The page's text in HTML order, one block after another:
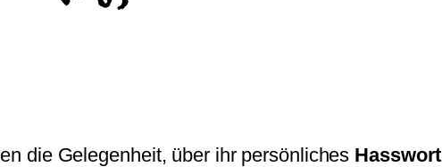
die Gelegenheit, über ihr persönliches Hasswort